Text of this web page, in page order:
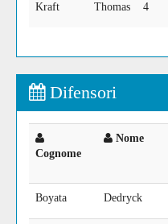
Kraft Thomas 4
Difensori
Cognome
Nome
Boyata Dedryck